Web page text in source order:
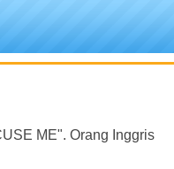
ME". Orang Inggris